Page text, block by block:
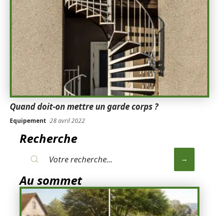
Quand doit-on mettre un garde corps ?
Equipement 28 avril 2022
Recherche
Au sommet